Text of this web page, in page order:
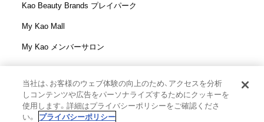
Kao Beauty Brands プレイパーク
My Kao Mall
My Kao メンバーサロン
花王株式会社
ウェブサイト利用規定
当社は、お客様のウェブ体験の向上のため、アクセスを分析
しコンテンツや広告をパーソナライズするためにクッキーを
使用します。詳細はプライバシーポリシーをご確認くださ
い。
プライバシーポリシー